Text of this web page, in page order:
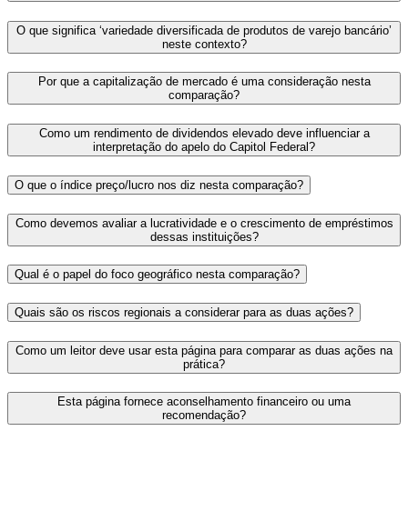
O que significa ‘variedade diversificada de produtos de varejo bancário’
neste contexto?
Por que a capitalização de mercado é uma consideração nesta
comparação?
Como um rendimento de dividendos elevado deve influenciar a
interpretação do apelo do Capitol Federal?
O que o índice preço/lucro nos diz nesta comparação?
Como devemos avaliar a lucratividade e o crescimento de empréstimos
dessas instituições?
Qual é o papel do foco geográfico nesta comparação?
Quais são os riscos regionais a considerar para as duas ações?
Como um leitor deve usar esta página para comparar as duas ações na
prática?
Esta página fornece aconselhamento financeiro ou uma
recomendação?